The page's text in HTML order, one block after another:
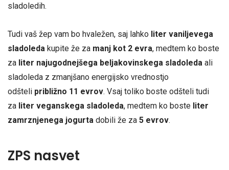
sladoledih.
Tudi vaš žep vam bo hvaležen, saj lahko liter vaniljevega
sladoleda kupite že za manj kot 2 evra, medtem ko boste
za liter najugodnejšega beljakovinskega sladoleda ali
sladoleda z zmanjšano energijsko vrednostjo
odšteli približno 11 evrov. Vsaj toliko boste odšteli tudi
za liter veganskega sladoleda, medtem ko boste liter
zamrznjenega jogurta dobili že za 5 evrov.
ZPS nasvet